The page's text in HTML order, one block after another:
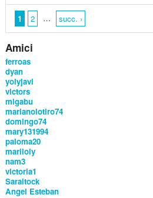
1 2 … succ. ›
Amici
ferroas
dyan
yolyjavi
victors
migabu
marianolotiro74
domingo74
mary131994
paloma20
mariloly
nam3
victoria1
Saraitock
Angel Esteban